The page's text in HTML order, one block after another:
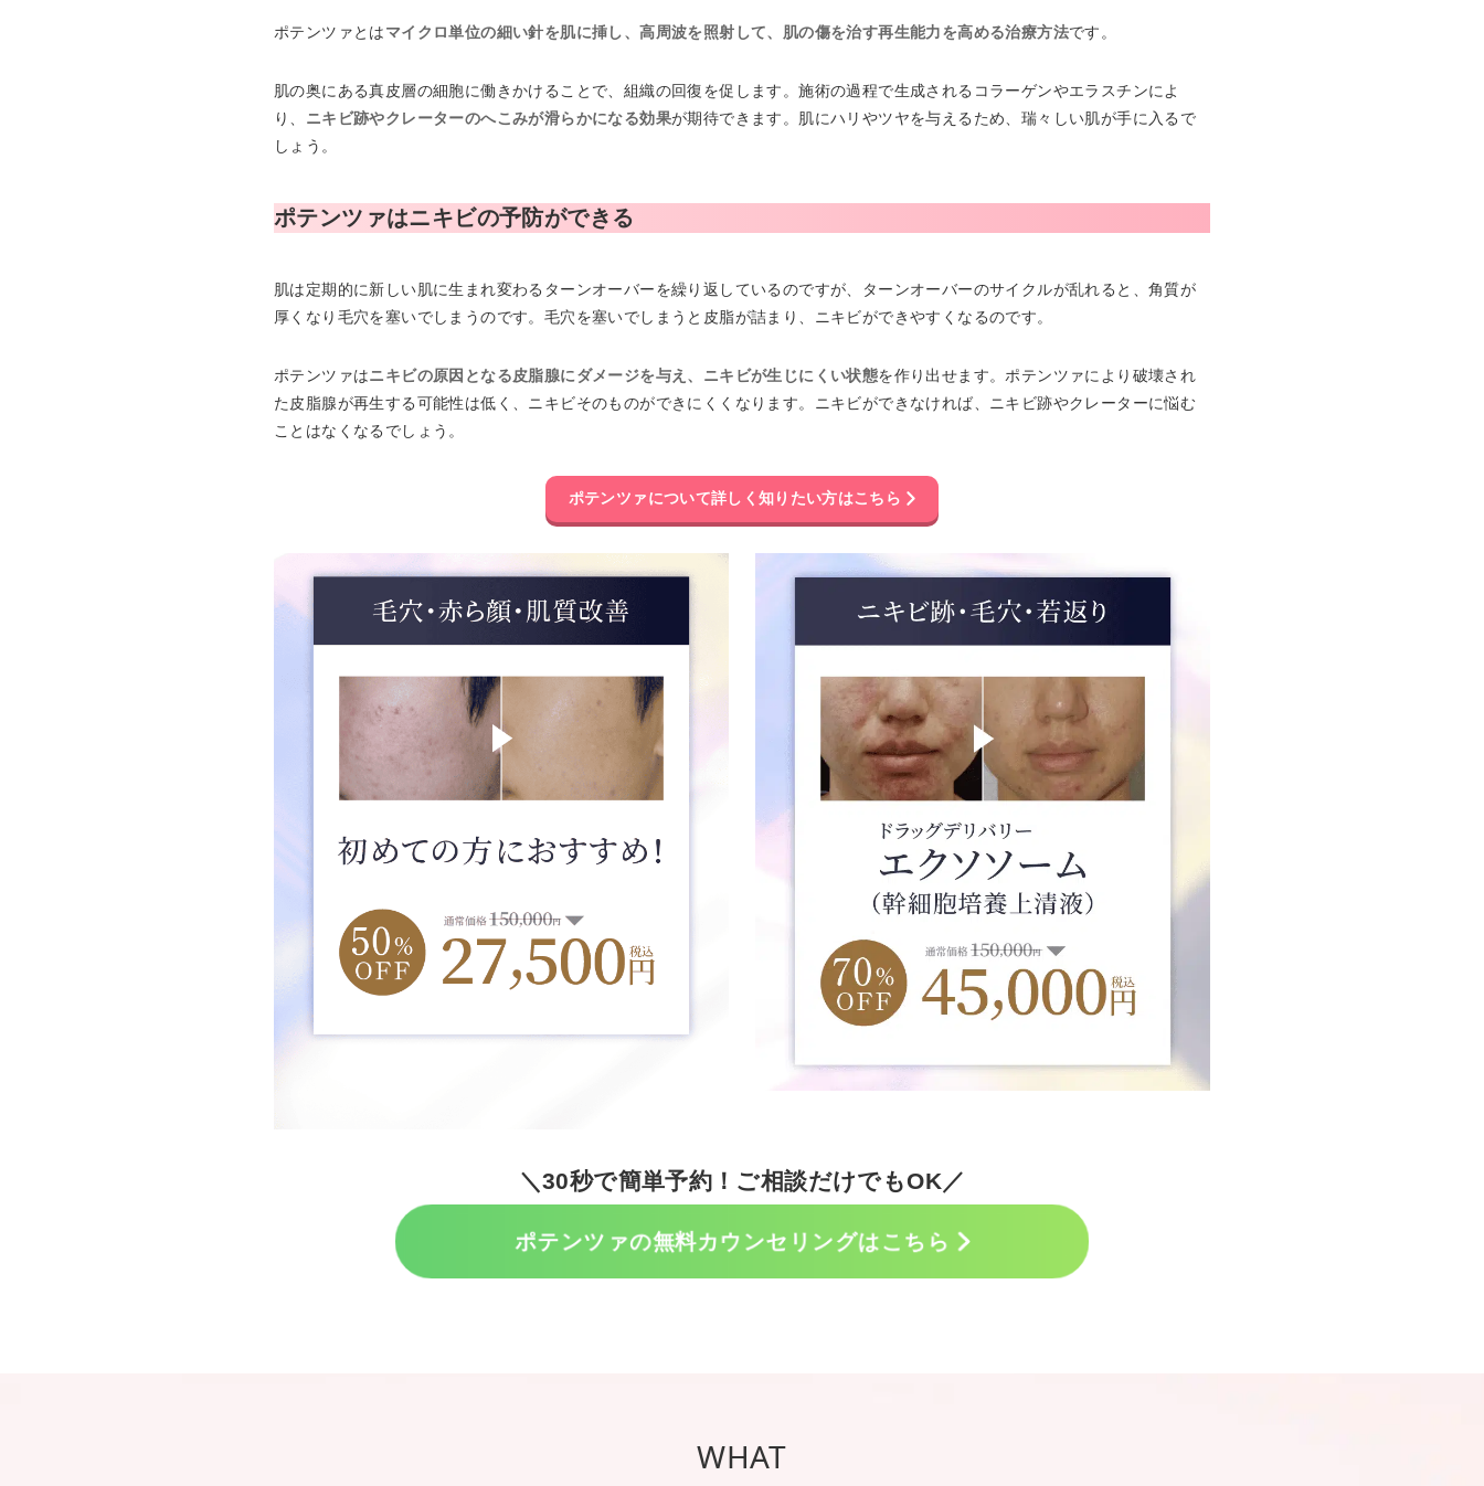
ポテンツァとはマイクロ単位の細い針を肌に挿し、高周波を照射して、肌の傷を治す再生能力を高める治療方法です。
肌の奥にある真皮層の細胞に働きかけることで、組織の回復を促します。施術の過程で生成されるコラーゲンやエラスチンによ
り、 ニキビ跡やクレーターのへこみが滑らかになる効果が期待できます。肌にハリやツヤを与えるため、瑞々しい肌が手に入るで
しょう。
ポテンツァはニキビの予防ができる
肌は定期的に新しい肌に生まれ変わるターンオーバーを繰り返しているのですが、ターンオーバーのサイクルが乱れると、角質が
厚くなり毛穴を塞いでしまうのです。毛穴を塞いでしまうと皮脂が詰まり、ニキビができやすくなるのです。
ポテンツァはニキビの原因となる皮脂腺にダメージを与え、ニキビが生じにくい状態を作り出せます。ポテンツァにより破壊され
た皮脂腺が再生する可能性は低く、ニキビそのものができにくくなります。ニキビができなければ、ニキビ跡やクレーターに悩む
ことはなくなるでしょう。
ポテンツァについて詳しく知りたい方はこちら
＼30秒で簡単予約！ご相談だけでもOK／
ポテンツァの無料カウンセリングはこちら
WHAT